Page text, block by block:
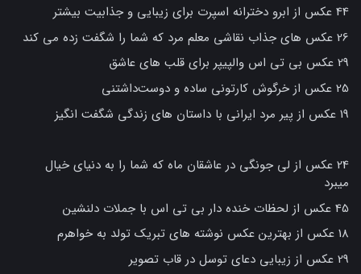
44 عکس از ابرو دخترانه اسپرت برای زیبایی و جذابیت بیشتر
26 عکس های جذاب نقاشی معلم مرد که شما را شگفت زده می کند
29 عکس بی تی اس والپیپر برای قلب های عاشق
25 عکس از خرگوش کارتونی ساده و دوست‌داشتنی
19 عکس از پیر مرد ایرانی با داستان های زندگی شگفت انگیز
24 عکس از لی جونگی در عاشقان ماه که شما را به دنیای خیال
میبرد
45 عکس از لحظات خنده دار بی تی اس با جملات دلنشین
18 عکس از بهترین عکس نوشته های تبریک تولد به خواهرم
29 عکس از زیبایی دعای توسل در قاب تصویر